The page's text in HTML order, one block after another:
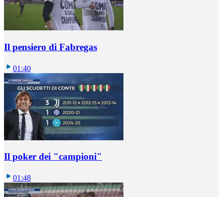
Il pensiero di Fabregas
01:40
Il poker dei "campioni"
01:48